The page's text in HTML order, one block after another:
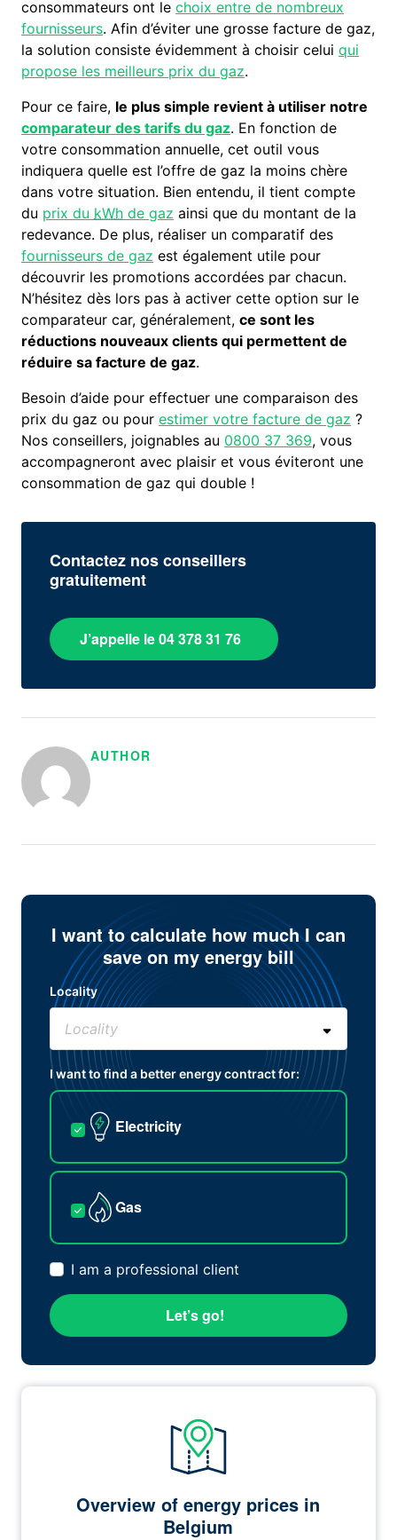
consommateurs ont lechoix entre de nombreux
fournisseurs. Afin d’éviter une grosse facture de gaz,
la solution consiste évidemment à choisir celuiqui
propose les meilleurs prix du gaz.
Pour ce faire, le plus simple revient à utiliser notre
comparateur des tarifs du gaz. En fonction de
votre consommation annuelle, cet outil vous
indiquera quelle est l’offre de gaz la moins chère
dans votre situation. Bien entendu, il tient compte
du prix du kWh de gaz ainsi que du montant de la
redevance. De plus, réaliser un comparatif des
fournisseurs de gaz est également utile pour
découvrir les promotions accordées par chacun.
N’hésitez dès lors pas à activer cette option sur le
comparateur car, généralement,ce sont les
réductions nouveaux clients qui permettent de
réduire sa facture de gaz.
Besoin d’aide pour effectuer une comparaison des
prix du gaz ou pourestimer votre facture de gaz ?
Nos conseillers, joignables au 0800 37 369, vous
accompagneront avec plaisir et vous éviteront une
consommation de gaz qui double !
Contactez nos conseillers
gratuitement
J’appelle le 04 378 31 76
AUTHOR
I want to calculate how much I can
save on my energy bill
Locality
I want to find a better energy contract for:
Electricity
Gas
I am a professional client
Let’s go!
Overview of energy prices in
Belgium